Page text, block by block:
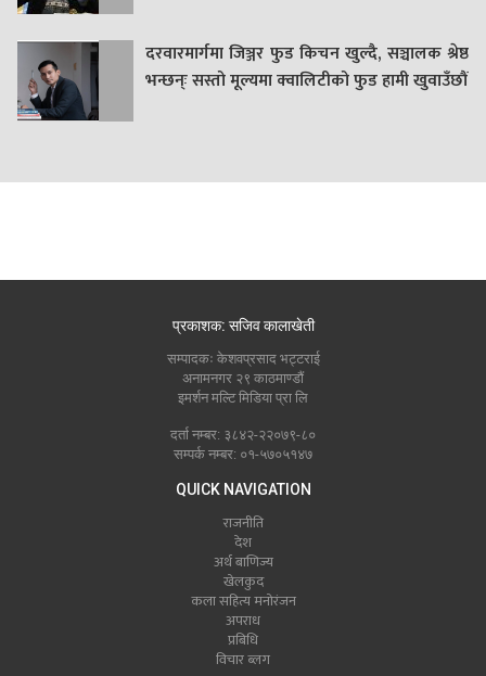
दरवारमार्गमा जिञ्जर फुड किचन खुल्दै, सञ्चालक श्रेष्ठ
भन्छन्ः सस्तो मूल्यमा क्वालिटीको फुड हामी खुवाउँछौं
प्रकाशक: सजिव कालाखेती
सम्पादकः केशवप्रसाद भट्टराई
अनामनगर २९ काठमाण्डौं
इमर्शन मल्टि मिडिया प्रा लि
दर्ता नम्बर: ३८४२-२२०७९-८०
सम्पर्क नम्बर: ०१-५७०५१४७
QUICK NAVIGATION
राजनीति
देश
अर्थ बाणिज्य
खेलकुद
कला सहित्य मनोरंजन
अपराध
प्रबिधि
विचार ब्लग